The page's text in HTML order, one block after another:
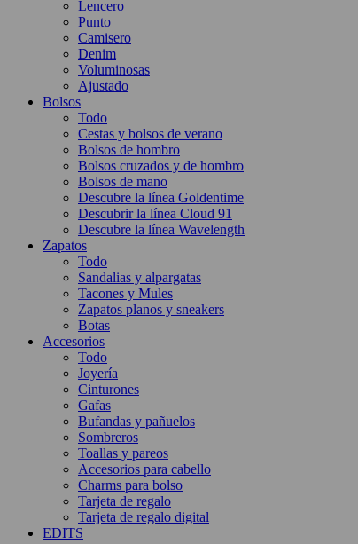
Lencero
Punto
Camisero
Denim
Voluminosas
Ajustado
Bolsos
Todo
Cestas y bolsos de verano
Bolsos de hombro
Bolsos cruzados y de hombro
Bolsos de mano
Descubre la línea Goldentime
Descubrir la línea Cloud 91
Descubre la línea Wavelength
Zapatos
Todo
Sandalias y alpargatas
Tacones y Mules
Zapatos planos y sneakers
Botas
Accesorios
Todo
Joyería
Cinturones
Gafas
Bufandas y pañuelos
Sombreros
Toallas y pareos
Accesorios para cabello
Charms para bolso
Tarjeta de regalo
Tarjeta de regalo digital
EDITS